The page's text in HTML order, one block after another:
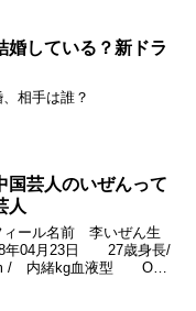
婚している？新ドラ
相手は誰？
国芸人のいぜんって
人
ィール名前 李いぜん生
04月23日 27歳身長/
/ 内緒kg血液型 O型